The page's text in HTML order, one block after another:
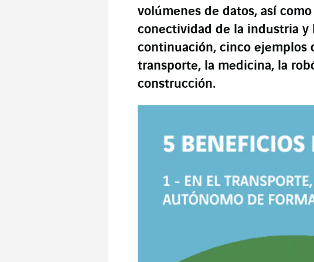
volúmenes de datos, así
conectividad de la industria y
continuación, cinco ejemplos
transporte, la medicina, la
construcción.